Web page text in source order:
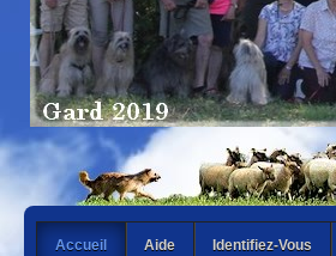
Accueil Aide Identifiez-Vous